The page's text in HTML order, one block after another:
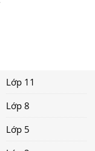
Lớp 11
Lớp 8
Lớp 5